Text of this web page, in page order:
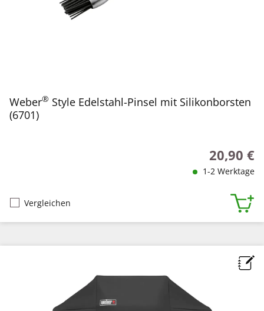
Weber® Style Edelstahl-Pinsel mit Silikonborsten
(6701)
Regulärer
20,90 €
1-2 Werktage
Vergleichen